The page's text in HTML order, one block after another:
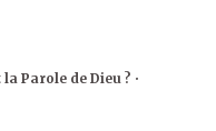
Parole de Dieu ? •